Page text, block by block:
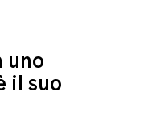
uno
il suo